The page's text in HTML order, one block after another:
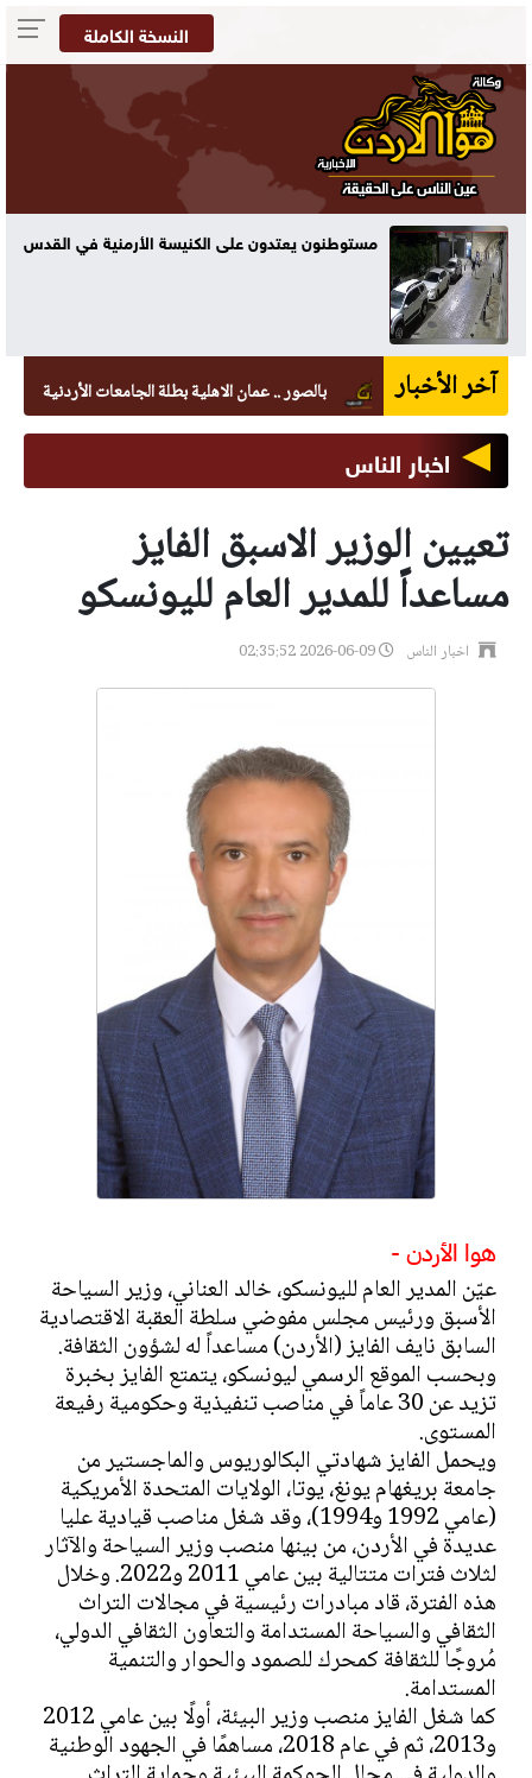
النسخة الكاملة
مستوطنون يعتدون على الكنيسة الأرمنية في القدس
آخر الأخبار بالصور .. عمان الاهلية بطلة الجامعات الأردنية في
اخبار الناس
تعيين الوزير الاسبق الفايز
مساعداً للمدير العام لليونسكو
اخبار الناس
هوا الأردن -
عيّن المدير العام لليونسكو، خالد العناني، وزير السياحة
الأسبق ورئيس مجلس مفوضي سلطة العقبة الاقتصادية
السابق نايف الفايز (الأردن) مساعداً له لشؤون الثقافة.
وبحسب الموقع الرسمي ليونسكو، يتمتع الفايز بخبرة
تزيد عن 30 عاماً في مناصب تنفيذية وحكومية رفيعة
المستوى.
ويحمل الفايز شهادتي البكالوريوس والماجستير من
جامعة بريغهام يونغ، يوتا، الولايات المتحدة الأمريكية
(عامي 1992 و1994)، وقد شغل مناصب قيادية عليا
عديدة في الأردن، من بينها منصب وزير السياحة والآثار
لثلاث فترات متتالية بين عامي 2011 و2022. وخلال
هذه الفترة، قاد مبادرات رئيسية في مجالات التراث
الثقافي والسياحة المستدامة والتعاون الثقافي الدولي،
مُروجًا للثقافة كمحرك للصمود والحوار والتنمية
المستدامة.
كما شغل الفايز منصب وزير البيئة، أولًا بين عامي 2012
و2013، ثم في عام 2018، مساهمًا في الجهود الوطنية